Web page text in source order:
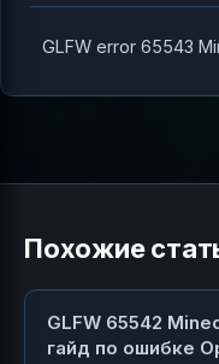
Похожие
GLFW 65542
гайд по ошибке